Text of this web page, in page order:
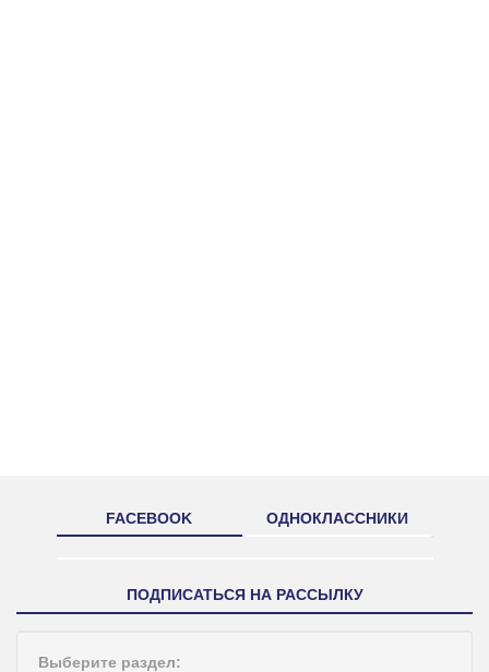
FACEBOOK ОДНОКЛАССНИКИ
ПОДПИСАТЬСЯ НА РАССЫЛКУ
Выберите раздел: